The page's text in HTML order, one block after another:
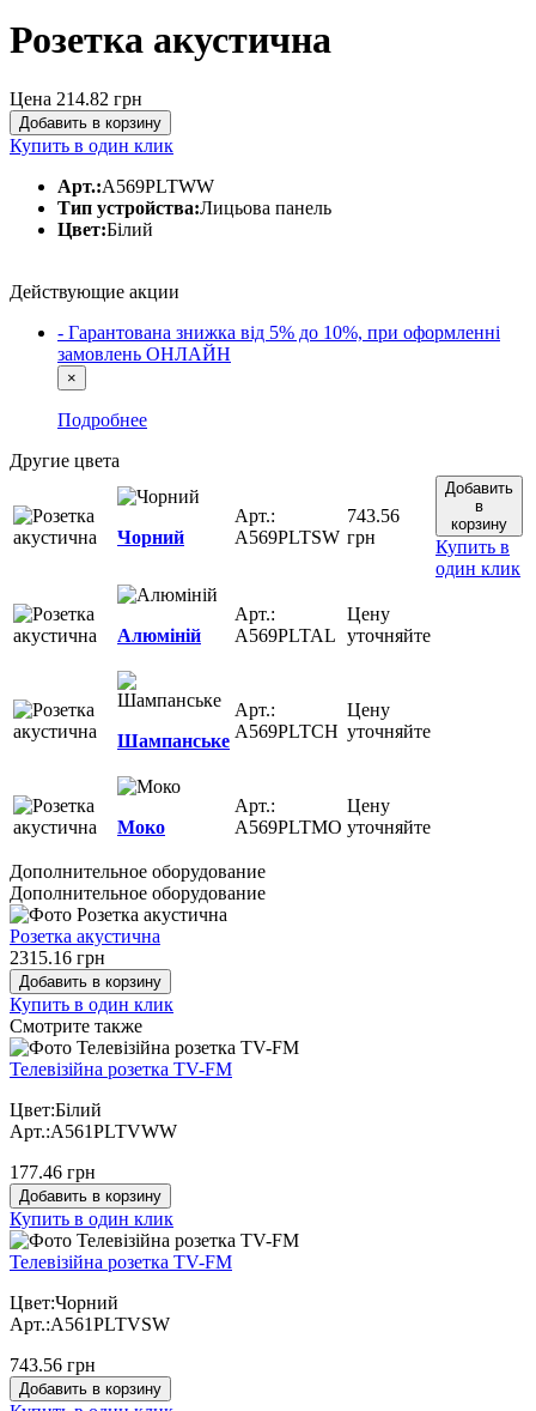
Розетка акустична
Цена 214.82 грн
Добавить в корзину
Купить в один клик
Арт.:A569PLTWW
Тип устройства:Лицьова панель
Цвет:Білий
Действующие акции
- Гарантована знижка від 5% до 10%, при оформленні
замовлень ОНЛАЙН
×
Подробнее
Другие цвета
Чорний
Арт.:
A569PLTSW
743.56
грн
Добавить
в
корзину
Купить в
один клик
Алюміній
Арт.:
A569PLTAL
Цену
уточняйте
Шампанське
Арт.:
A569PLTCH
Цену
уточняйте
Моко
Арт.:
A569PLTMO
Цену
уточняйте
Дополнительное оборудование
Дополнительное оборудование
Розетка акустична
2315.16 грн
Добавить в корзину
Купить в один клик
Cмотрите также
Телевізійна розетка TV-FM
Цвет:Білий
Арт.:A561PLTVWW
177.46 грн
Добавить в корзину
Купить в один клик
Телевізійна розетка TV-FM
Цвет:Чорний
Арт.:A561PLTVSW
743.56 грн
Добавить в корзину